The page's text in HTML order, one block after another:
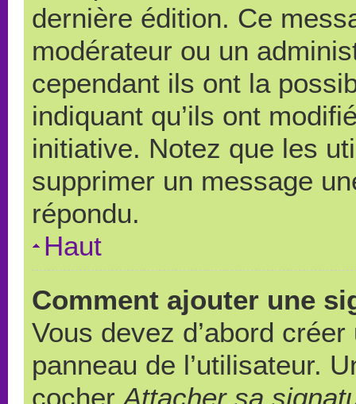
dernière édition. Ce
modérateur ou un
cependant ils ont la
indiquant qu’ils ont
initiative. Notez que les
supprimer un message
répondu.
Haut
Comment ajouter une
Vous devez d’abord
panneau de l’utilisateur.
cocher Attacher sa